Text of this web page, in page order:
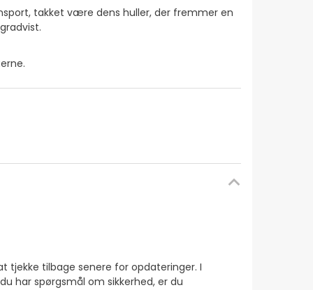
takket være dens huller, der fremmer en
gradvist.
tjekke tilbage senere for opdateringer. I
har spørgsmål om sikkerhed, er du